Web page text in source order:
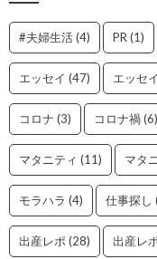
#夫婦生活(4) PR(1)
エッセイ (47) エッセ
コロナ (3) コロナ禍(6)
マタニティ (11) マタ
モラハラ (4) 仕事探し
出産レポ (28) 出産レ